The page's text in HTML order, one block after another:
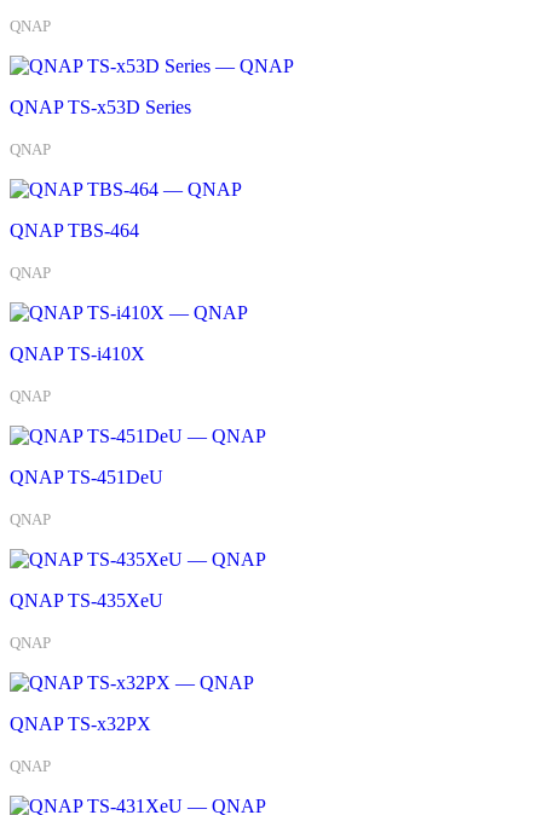
QNAP
QNAP TS-x53D Series
QNAP
QNAP TBS-464
QNAP
QNAP TS-i410X
QNAP
QNAP TS-451DeU
QNAP
QNAP TS-435XeU
QNAP
QNAP TS-x32PX
QNAP